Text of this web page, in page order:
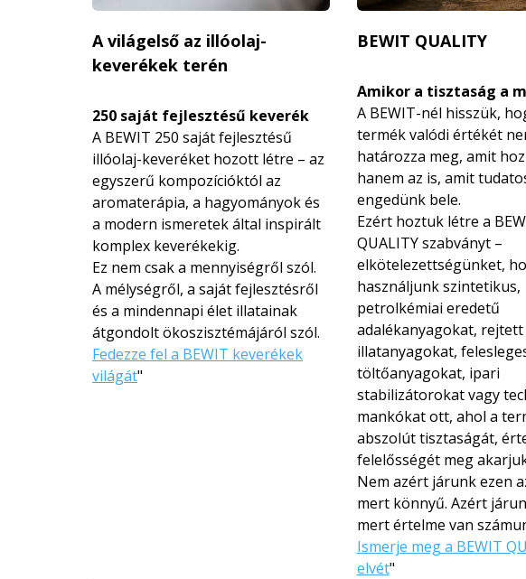
A világelső az illóolaj-
keverékek terén
250 saját fejlesztésű keverék
A BEWIT 250 saját fejlesztésű
illóolaj-keveréket hozott létre – az
egyszerű kompozícióktól az
aromaterápia, a hagyományok és
a modern ismeretek által inspirált
komplex keverékekig.
Ez nem csak a mennyiségről szól.
A mélységről, a saját fejlesztésről
és a mindennapi élet illatainak
átgondolt ökoszisztémájá­ról szól.
Fedezze fel a BEWIT keverékek
világát"
BEWIT QUALITY
Amikor a tisztaság a
A BEWIT-nél hisszük,
termék valódi értékét
határozza meg, amit
hanem az is, amit
engedünk bele.
Ezért hoztuk létre a
QUALITY szabványt –
elkötelezettségünket,
használjunk szintetikus,
petrolkémiai eredetű
adalékanyagokat, rejtett
illatanyagokat,
töltőanyagokat, ipari
stabilizátorokat vagy
mankókat ott, ahol a
abszolút tisztaságát,
felelősségét meg
Nem azért járunk ezen
mert könnyű. Azért
mert értelme van
Ismerje meg a BEWIT
elvét"